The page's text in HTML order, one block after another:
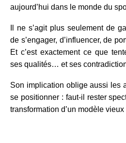
aujourd’hui dans le monde du
Il ne s’agit plus seulement de
de s’engager, d’influencer, de
Et c’est exactement ce que
ses qualités… et ses
Son implication oblige aussi les
se positionner : faut-il rester
transformation d’un modèle